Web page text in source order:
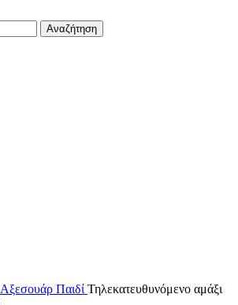
Αναζήτηση
Αξεσουάρ Παιδί Τηλεκατευθυνόμενο αμάξι